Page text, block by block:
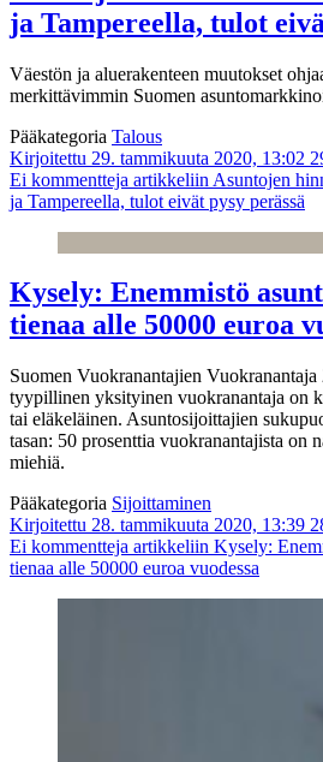
ja Tampereella, tulot
Väestön ja aluerakenteen muutokset
merkittävimmin Suomen
Pääkategoria Talous
Kirjoitettu 29. tammikuuta 2020, 13:02
Ei kommentteja artikkeliin Asuntojen
ja Tampereella, tulot eivät pysy perässä
Kysely: Enemmistö
tienaa alle 50000 euroa
Suomen Vuokranantajien
tyypillinen yksityinen vuokranantaja on
tai eläkeläinen. Asuntosijoittajien
tasan: 50 prosenttia vuokranantajista on
miehiä.
Pääkategoria Sijoittaminen
Kirjoitettu 28. tammikuuta 2020, 13:39
Ei kommentteja artikkeliin Kysely:
tienaa alle 50000 euroa vuodessa